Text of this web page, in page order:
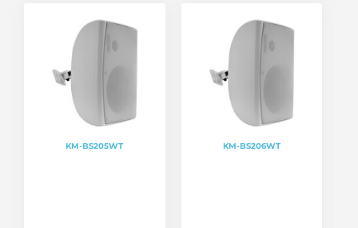
KM-BS205WT KM-BS206WT